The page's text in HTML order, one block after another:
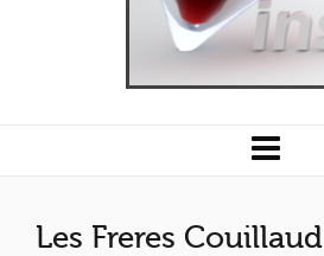
Les Freres Couillaud